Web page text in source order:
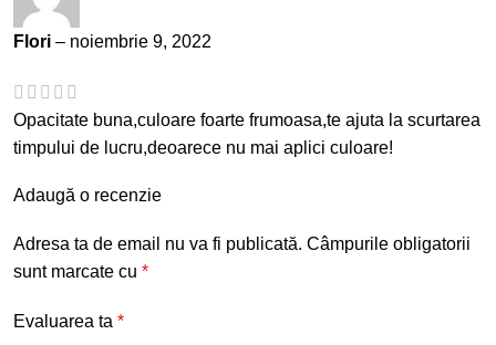
Flori – noiembrie 9, 2022
Opacitate buna,culoare foarte frumoasa,te ajuta la scurtarea
timpului de lucru,deoarece nu mai aplici culoare!
Adaugă o recenzie
Adresa ta de email nu va fi publicată. Câmpurile obligatorii
sunt marcate cu *
Evaluarea ta *